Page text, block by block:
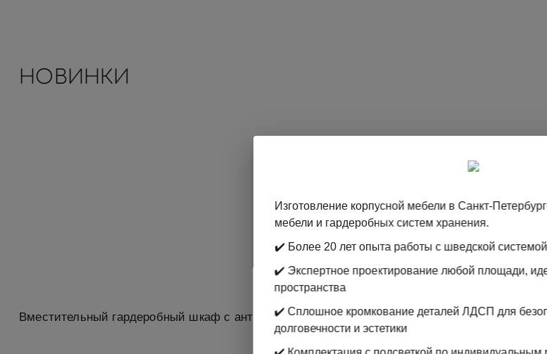
НОВИНКИ
Вместительный гардеробный шкаф с антресолью Зеркальные двери-купе
Изготовление корпусной мебели в Санкт-
мебели и гардеробных систем хранения.
✔️ Более 20 лет опыта работы с шведской
✔️ Экспертное проектирование любой площади,
пространства
✔️ Сплошное кромкование деталей ЛДСП для
долговечности и эстетики